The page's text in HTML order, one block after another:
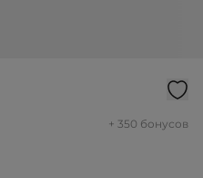
+ 350 бонусов